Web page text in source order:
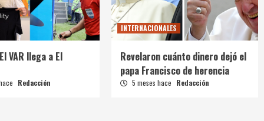
VAR llega a El
Redacción
INTERNACIONALES
Revelaron cuánto dinero dejó el
papa Francisco de herencia
5 meses hace Redacción